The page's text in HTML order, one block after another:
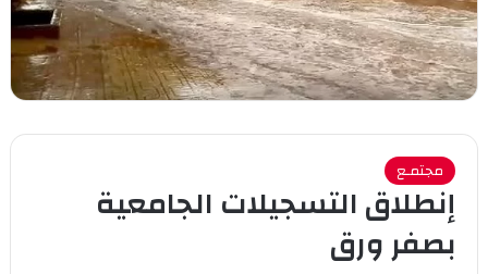
مجتمـع
إنطلاق التسجيلات الجامعية
بصفر ورق